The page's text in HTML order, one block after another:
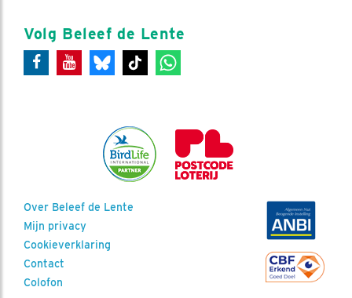
Volg Beleef de Lente
Over Beleef de Lente
Mijn privacy
Cookieverklaring
Contact
Colofon